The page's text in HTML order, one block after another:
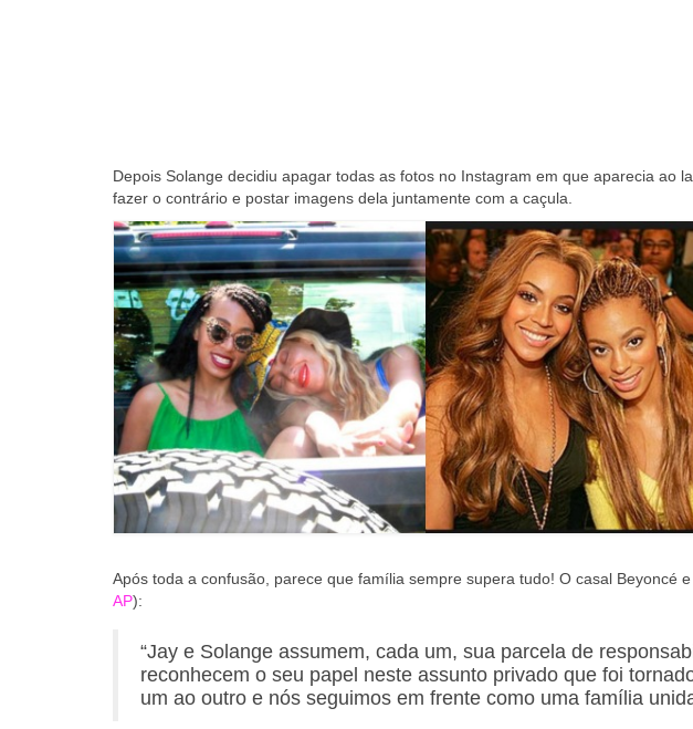
Depois Solange decidiu apagar todas as fotos no Instagram em que aparecia ao
fazer o contrário e postar imagens dela juntamente com a caçula.
Após toda a confusão, parece que família sempre supera tudo! O casal Beyoncé
AP):
“Jay e Solange assumem, cada um, sua parcela de
reconhecem o seu papel neste assunto privado que foi
um ao outro e nós seguimos em frente como uma família